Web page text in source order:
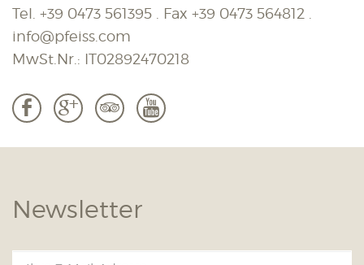
Tel. +39 0473 561395 . Fax +39 0473 564812
info@pfeiss.com
MwSt.Nr.: IT02892470218
b c 3 r
Newsletter